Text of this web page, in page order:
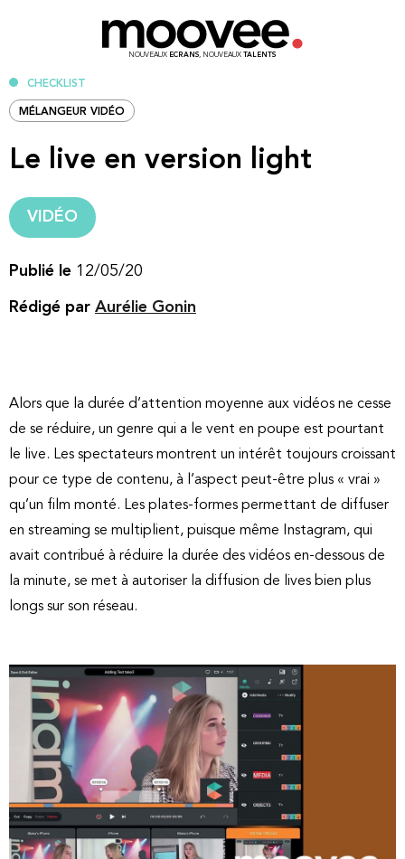
NOUVEAUX ECRANS, NOUVEAUX TALENTS
CHECKLIST
MÉLANGEUR VIDÉO
Le live en version light
VIDÉO
Publié le 12/05/20
Rédigé par Aurélie Gonin
Alors que la durée d’attention moyenne aux vidéos ne cesse
de se réduire, un genre qui a le vent en poupe est pourtant
le live. Les spectateurs montrent un intérêt toujours croissant
pour ce type de contenu, à l’aspect peut-être plus « vrai »
qu’un film monté. Les plates-formes permettant de diffuser
en streaming se multiplient, puisque même Instagram, qui
avait contribué à réduire la durée des vidéos en-dessous de
la minute, se met à autoriser la diffusion de lives bien plus
longs sur son réseau.